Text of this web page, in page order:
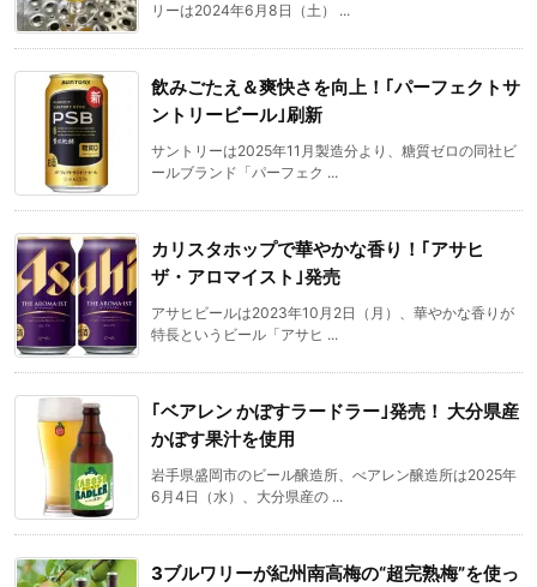
リーは2024年6月8日（土） ...
飲みごたえ＆爽快さを向上！｢パーフェクトサ
ントリービール｣刷新
サントリーは2025年11月製造分より、糖質ゼロの同社ビ
ールブランド「パーフェク ...
カリスタホップで華やかな香り！｢アサヒ
ザ・アロマイスト｣発売
アサヒビールは2023年10月2日（月）、華やかな香りが
特長というビール「アサヒ ...
｢ベアレン かぼすラードラー｣発売！ 大分県産
かぼす果汁を使用
岩手県盛岡市のビール醸造所、べアレン醸造所は2025年
6月4日（水）、大分県産の ...
3ブルワリーが紀州南高梅の“超完熟梅”を使っ